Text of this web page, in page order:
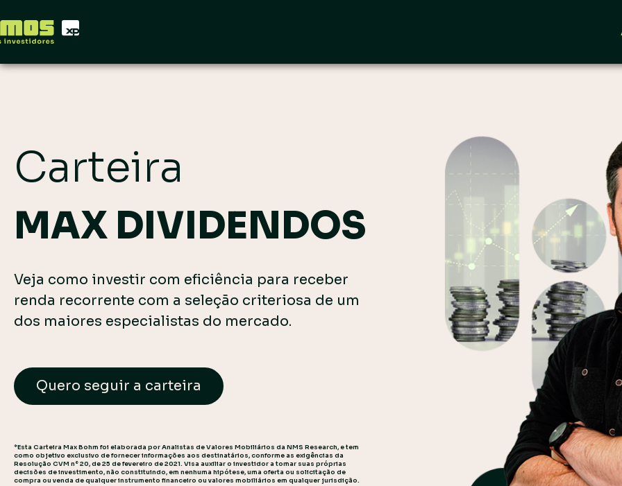
Carteira
MAX DIVIDENDOS
Veja como investir com eficiência para receber
renda recorrente com a seleção criteriosa de um
dos maiores especialistas do mercado.
Quero seguir a carteira
*Esta Carteira Max Bohm foi elaborada por Analistas de Valores Mobiliários da NMS Research, e tem
como objetivo exclusivo de fornecer informações aos destinatários, conforme as exigências da
Resolução CVM nº 20, de 25 de fevereiro de 2021. Visa auxiliar o investidor a tomar suas próprias
decisões de investimento, não constituindo, em nenhuma hipótese, uma oferta ou solicitação de
compra ou venda de qualquer instrumento financeiro ou valores mobiliários em qualquer jurisdição.